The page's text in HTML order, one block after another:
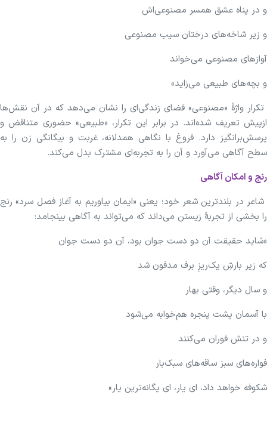
و در پناه عشق همسر مصنوعی‌اش
و زیر شاخه‌های درختان سیب مصنوعی
آوازهای مصنوعی می‌خواند
و بچه‌های طبیعی می‌زاید»
تکرار واژهٔ «مصنوعی» فضای زندگی‌ای را نشان می‌دهد که در آن نقش‌ها
ازپیش تعریف شده‌اند. در برابر این تکرار، «طبیعی» حضوری متناقض و
پرسش‌برانگیز دارد. فروغ با نگاهی همدلانه، غربت و بیگانگی زن را به
سطح آگاهی می‌آورد و آن را به تجربه‌ای مشترک بدل می‌کند.
رنج و امکان آگاهی
شاعر در بلندترین شعر خود؛ یعنی «ایمان بیاوریم به آغاز فصل سرد» رنج
را بخشی از تجربهٔ زیستن می‌داند که می‌تواند به آگاهی بینجامد:
«شاید حقیقت آن دو دست جوان بود، آن دو دست جوان
که زیر بارشِ یک‌ریزِ برف مدفون شد
و سال دیگر، وقتی بهار
با آسمان پشت پنجره هم‌خوابه می‌شود
و در تنش فوران می‌کنند
فواره‌های سبز ساقه‌های سبک‌بار
شکوفه خواهد داد، ای یار، ای یگانه‌ترین یار»